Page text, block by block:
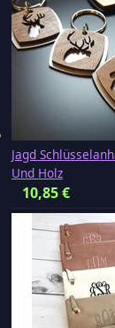
Jagd
Und Holz
10,85€